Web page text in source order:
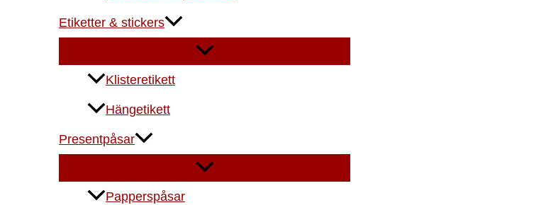
Etiketter & stickers
Klisteretikett
Hängetikett
Presentpåsar
Papperspåsar